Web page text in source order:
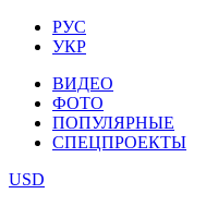
РУС
УКР
ВИДЕО
ФОТО
ПОПУЛЯРНЫЕ
СПЕЦПРОЕКТЫ
USD